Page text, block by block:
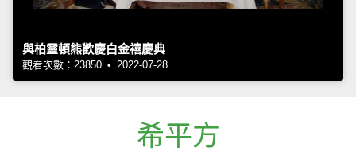
與柏靈頓熊歡慶白金禧慶典
觀看次數：23850 • 2022-07-28
希平方